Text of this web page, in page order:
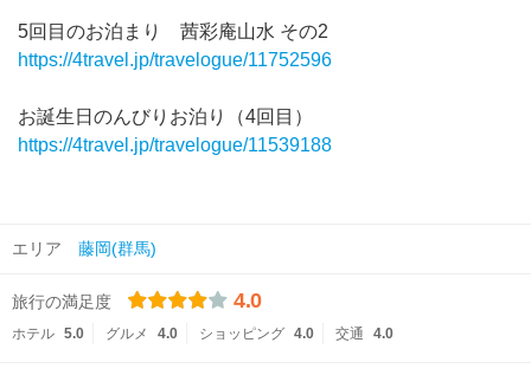
5回目のお泊まり 茜彩庵山水 その2
https://4travel.jp/travelogue/11752596
お誕生日のんびりお泊り（4回目）
https://4travel.jp/travelogue/11539188
エリア 藤岡(群馬)
旅行の満足度 4.0
ホテル 5.0 グルメ 4.0 ショッピング 4.0 交通 4.0